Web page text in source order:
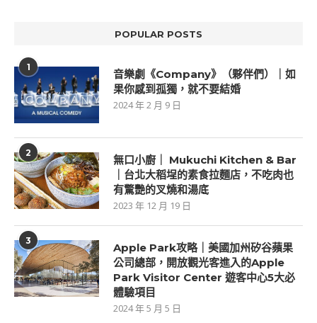
POPULAR POSTS
1
音樂劇《Company》（夥伴們）｜如
果你感到孤獨，就不要結婚
2024 年 2 月 9 日
2
無口小廚｜ Mukuchi Kitchen & Bar
｜台北大稻埕的素食拉麵店，不吃肉也
有驚艷的叉燒和湯底
2023 年 12 月 19 日
3
Apple Park攻略｜美國加州矽谷蘋果
公司總部，開放觀光客進入的Apple
Park Visitor Center 遊客中心5大必
體驗項目
2024 年 5 月 5 日